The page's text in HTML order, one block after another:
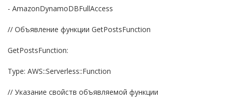
- AmazonDynamoDBFullAccess
// Объявление функции GetPostsFunction
GetPostsFunction:
Type: AWS::Serverless::Function
// Указание свойств объявляемой функции